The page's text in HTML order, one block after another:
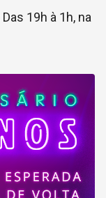
Das 19h à 1h, na